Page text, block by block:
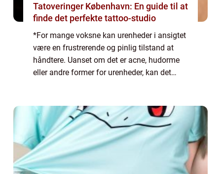
Tatoveringer København: En guide til at
finde det perfekte tattoo-studio
*For mange voksne kan urenheder i ansigtet
være en frustrerende og pinlig tilstand at
håndtere. Uanset om det er acne, hudorme
eller andre former for urenheder, kan det